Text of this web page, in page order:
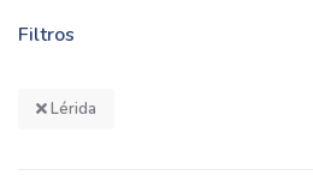
Filtros
Lérida